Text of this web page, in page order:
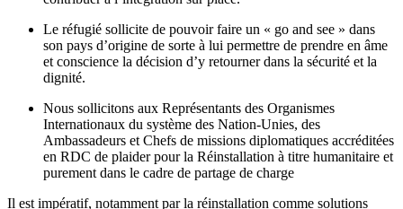
Le réfugié sollicite de pouvoir faire un « go and see » dans
son pays d’origine de sorte à lui permettre de prendre en âme
et conscience la décision d’y retourner dans la sécurité et la
dignité.
Nous sollicitons aux Représentants des Organismes
Internationaux du système des Nation-Unies, des
Ambassadeurs et Chefs de missions diplomatiques accréditées
en RDC de plaider pour la Réinstallation à titre humanitaire et
purement dans le cadre de partage de charge
Il est impératif, notamment par la réinstallation comme solutions